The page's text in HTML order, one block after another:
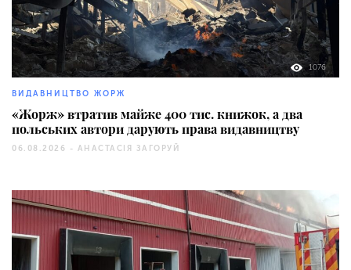
1076
ВИДАВНИЦТВО ЖОРЖ
«Жорж» втратив майже 400 тис. книжок, а два
польських автори дарують права видавництву
06.08.2026 - АНАСТАСІЯ ЗАГОРУЙ